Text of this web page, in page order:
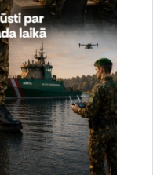
noderīga?
uzzina!